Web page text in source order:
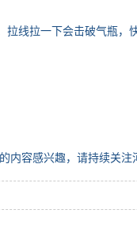
线拉一下会击破气瓶，
内容感兴趣，请持续关